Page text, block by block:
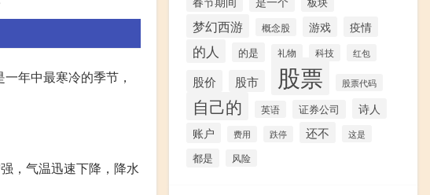
年中最寒冷的季节，
，气温迅速下降，降水
梦幻西游 概念股 游戏 疫情
的人 的是 礼物 科技 红包
股价 股市 股票 股票代码
自己的 英语 证券公司
诗人
账户
费用 跌停 还不 这是
都是 风险